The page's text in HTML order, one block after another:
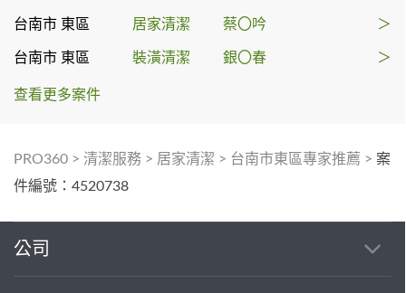
台南市 東區 居家清潔 蔡〇吟 ＞
台南市 東區 裝潢清潔 銀〇春 ＞
查看更多案件
PRO360 > 清潔服務 > 居家清潔 > 台南市東區專家推薦 > 案
件編號：4520738
公司